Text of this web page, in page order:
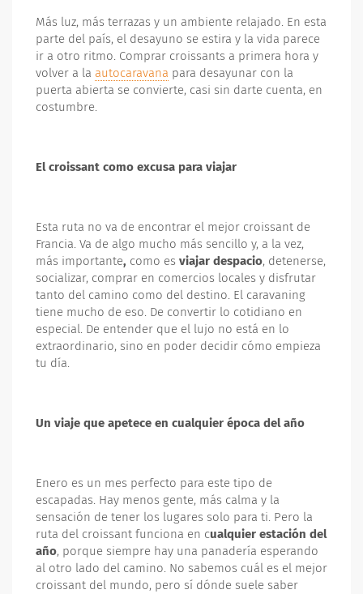
Más luz, más terrazas y un ambiente relajado. En esta
parte del país, el desayuno se estira y la vida parece
ir a otro ritmo. Comprar croissants a primera hora y
volver a la autocaravana para desayunar con la
puerta abierta se convierte, casi sin darte cuenta, en
costumbre.
El croissant como excusa para viajar
Esta ruta no va de encontrar el mejor croissant de
Francia. Va de algo mucho más sencillo y, a la vez,
más importante, como es viajar despacio, detenerse,
socializar, comprar en comercios locales y disfrutar
tanto del camino como del destino. El caravaning
tiene mucho de eso. De convertir lo cotidiano en
especial. De entender que el lujo no está en lo
extraordinario, sino en poder decidir cómo empieza
tu día.
Un viaje que apetece en cualquier época del año
Enero es un mes perfecto para este tipo de
escapadas. Hay menos gente, más calma y la
sensación de tener los lugares solo para ti. Pero la
ruta del croissant funciona en cualquier estación del
año, porque siempre hay una panadería esperando
al otro lado del camino. No sabemos cuál es el mejor
croissant del mundo, pero sí dónde suele saber